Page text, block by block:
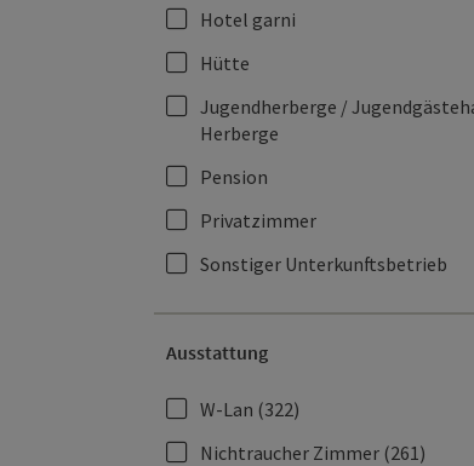
Hotel garni
Hütte
Jugendherberge /
Herberge
Pension
Privatzimmer
Sonstiger Unterkunftsbetrieb
Ausstattung
W-Lan (322)
Nichtraucher Zimmer (261)